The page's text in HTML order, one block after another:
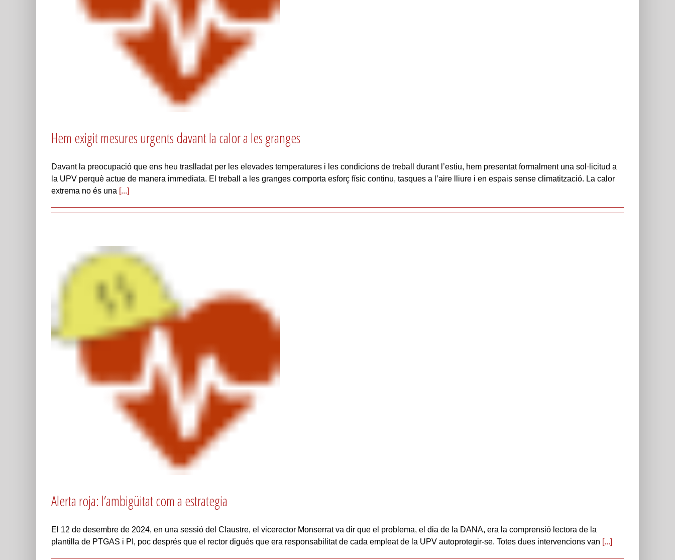
Hem exigit mesures urgents davant la calor a les granges
Davant la preocupació que ens heu traslladat per les elevades temperatures i les condicions de treball durant l’estiu, hem presentat formalment una sol·licitud a
la UPV perquè actue de manera immediata. El treball a les granges comporta esforç físic continu, tasques a l’aire lliure i en espais sense climatització. La calor
extrema no és una [...]
Alerta roja: l’ambigüitat com a estrategia
El 12 de desembre de 2024, en una sessió del Claustre, el vicerector Monserrat va dir que el problema, el dia de la DANA, era la comprensió lectora de la
plantilla de PTGAS i PI, poc després que el rector digués que era responsabilitat de cada empleat de la UPV autoprotegir-se. Totes dues intervencions van [...]